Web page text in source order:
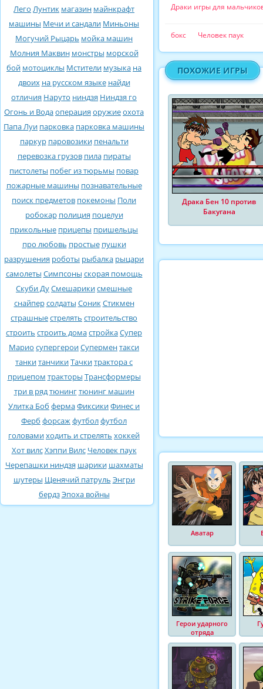
Лего Лунтик магазин майнкрафт
машины Мечи и сандали Миньоны
Могучий Рыцарь мойка машин
Молния Маквин монстры морской
бой мотоциклы Мстители музыка на
двоих на русском языке найди
отличия Наруто ниндзя Ниндзя го
Огонь и Водаоперация оружиеохота
Папа Луи парковка парковка машины
паркур паровозики пенальти
перевозка грузов пила пираты
пистолеты побег из тюрьмы повар
пожарные машины познавательные
поиск предметов покемоны Поли
робокар полиция поцелуи
прикольные прицепы пришельцы
про любовь простые пушки
разрушения роботы рыбалка рыцари
самолеты Симпсоны скорая помощь
Скуби ДуСмешарикисмешные
снайперсолдаты СоникСтикмен
страшныестрелять строительство
строить строить домастройкаСупер
Марио супергероиСуперментакси
танкитанчикиТачкитрактора с
прицепом тракторы Трансформеры
три в рядтюнингтюнинг машин
Улитка Боб фермаФиксикиФинес и
Ферб форсажфутболфутбол
головамиходить и стрелять хоккей
Хот вилсХэппи Вилс Человек паук
Черепашки ниндзя шарики шахматы
шутеры Щенячий патруль Энгри
бердзЭпоха войны
Драки игры для
бокс Человек паук
ПОХОЖИЕ ИГРЫ
Драка Бен 10 против
Бакугана
Аватар
Герои ударного
отряда